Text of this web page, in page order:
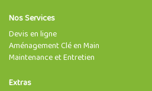
Nos Services
Devis en ligne
Aménagement Clé en Main
Maintenance et Entretien
Extras